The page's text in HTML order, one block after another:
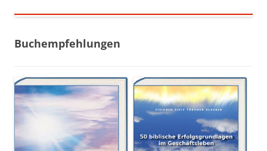
Buchempfehlungen